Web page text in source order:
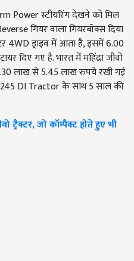
Power स्टीयरिंग देखने को मिल
गियर वाला गियरबॉक्स दिया
4WD ड्राइव में आता है, इसमें 6.00
दिए गए है. भारत में महिंद्रा जीवो
लाख से 5.45 लाख रुपये रखी गई
DI Tractor के साथ 5 साल की
ट्रैक्टर, जो कॉम्पैक्ट होते हुए भी